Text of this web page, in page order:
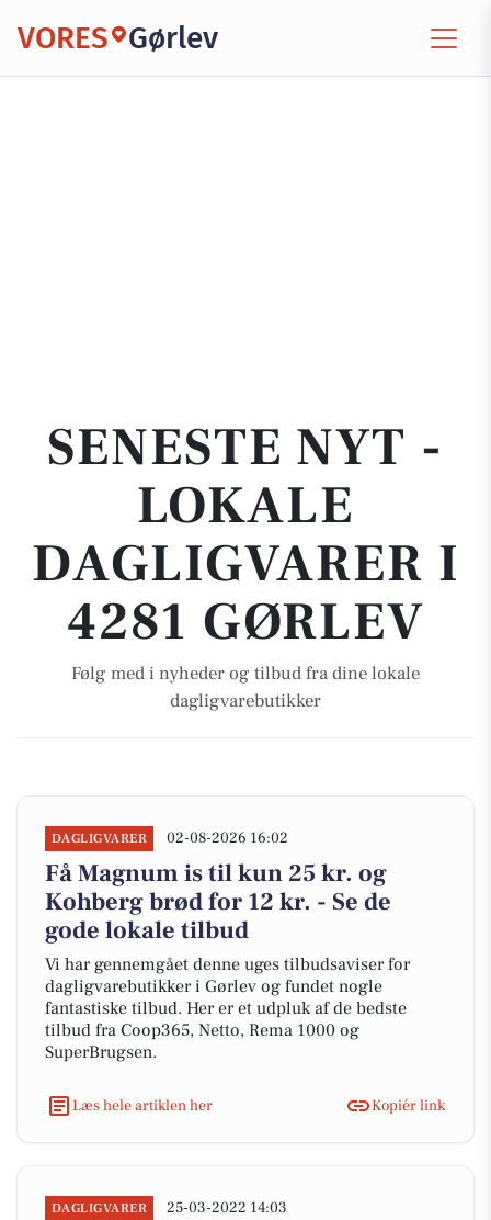
VORES Gørlev
SENESTE NYT -
LOKALE
DAGLIGVARER I
4281 GØRLEV
Følg med i nyheder og tilbud fra dine lokale
dagligvarebutikker
DAGLIGVARER 02-08-2026 16:02
Få Magnum is til kun 25 kr. og
Kohberg brød for 12 kr. - Se de
gode lokale tilbud
Vi har gennemgået denne uges tilbudsaviser for
dagligvarebutikker i Gørlev og fundet nogle
fantastiske tilbud. Her er et udpluk af de bedste
tilbud fra Coop365, Netto, Rema 1000 og
SuperBrugsen.
Læs hele artiklen her Kopiér link
DAGLIGVARER 25-03-2022 14:03